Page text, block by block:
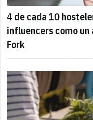
4 de cada 10
influencers como
Fork